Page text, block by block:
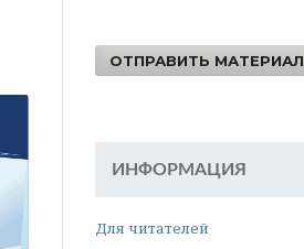
ОТПРАВИТЬ МАТЕРИАЛ
ИНФОРМАЦИЯ
Для читателей